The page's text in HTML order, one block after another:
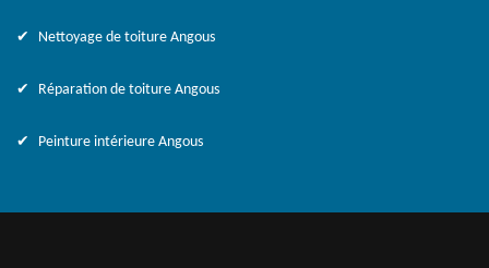
Nettoyage de toiture Angous
Réparation de toiture Angous
Peinture intérieure Angous